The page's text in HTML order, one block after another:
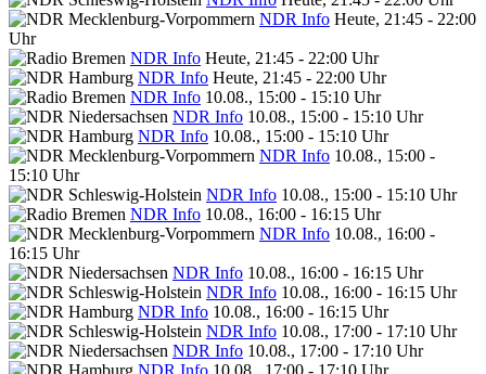
NDR Info Heute, 21:45 - 22:00
Uhr
NDR Info Heute, 21:45 - 22:00 Uhr
NDR Info Heute, 21:45 - 22:00 Uhr
NDR Info 10.08., 15:00 - 15:10 Uhr
NDR Info 10.08., 15:00 - 15:10 Uhr
NDR Info 10.08., 15:00 - 15:10 Uhr
NDR Info 10.08., 15:00 -
15:10 Uhr
NDR Info 10.08., 15:00 - 15:10 Uhr
NDR Info 10.08., 16:00 - 16:15 Uhr
NDR Info 10.08., 16:00 -
16:15 Uhr
NDR Info 10.08., 16:00 - 16:15 Uhr
NDR Info 10.08., 16:00 - 16:15 Uhr
NDR Info 10.08., 16:00 - 16:15 Uhr
NDR Info 10.08., 17:00 - 17:10 Uhr
NDR Info 10.08., 17:00 - 17:10 Uhr
NDR Info 10.08., 17:00 - 17:10 Uhr